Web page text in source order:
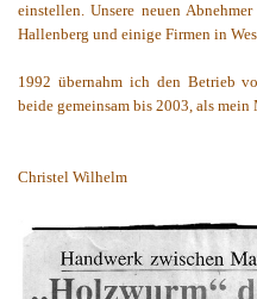
einstellen. Unsere neuen
Hallenberg und einige Firmen in
1992 übernahm ich den Betrieb
beide gemeinsam bis 2003, als
Christel Wilhelm